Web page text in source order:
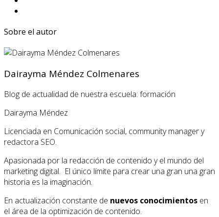
Sobre el autor
Dairayma Méndez Colmenares
Blog de actualidad de nuestra escuela: formación
Dairayma Méndez
Licenciada en Comunicación social, community manager y
redactora SEO.
Apasionada por la redacción de contenido y el mundo del
marketing digital. El único límite para crear una gran una gran
historia es la imaginación.
En actualización constante de nuevos conocimientos en
el área de la optimización de contenido.